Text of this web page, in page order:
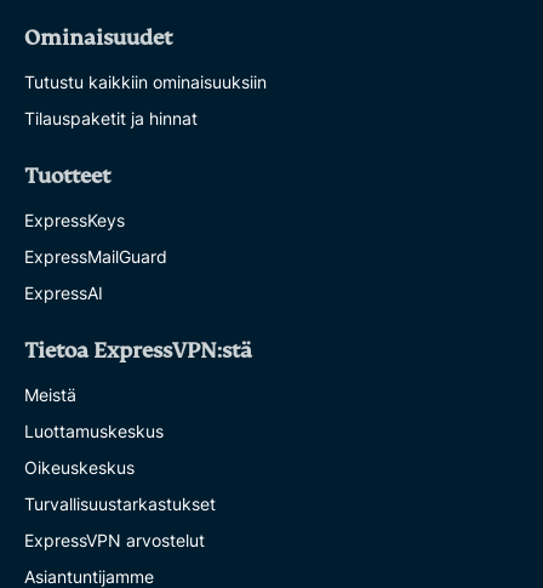
Ominaisuudet
Tutustu kaikkiin ominaisuuksiin
Tilauspaketit ja hinnat
Tuotteet
ExpressKeys
ExpressMailGuard
ExpressAI
Tietoa ExpressVPN:stä
Meistä
Luottamuskeskus
Oikeuskeskus
Turvallisuustarkastukset
ExpressVPN arvostelut
Asiantuntijamme